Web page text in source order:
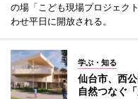
の場「こども現場プロジェク
わせ平日に開放される。
学ぶ・知る
仙台市、西
自然つなぐ